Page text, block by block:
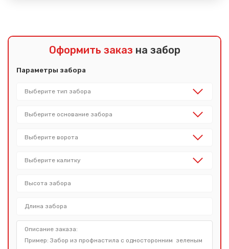
Оформить заказ на забор
Параметры забора